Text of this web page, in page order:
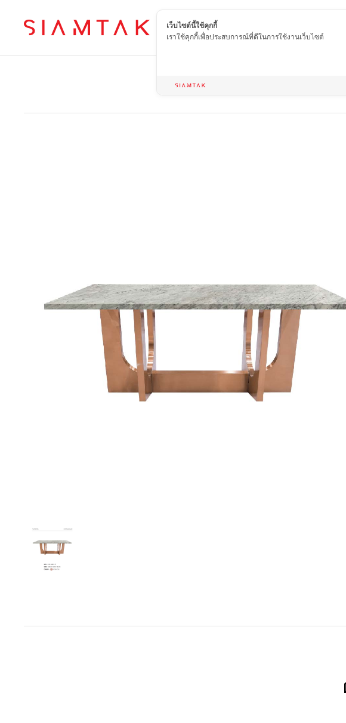
TH
เว็บไซต์นี้ใช้คุกกี้
เราใช้คุกกี้เพื่อประสบการณ์ที่ดีในการใช้งานเว็บไซต์